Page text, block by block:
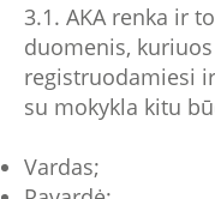
3.1. AKA renka ir
duomenis,
registruodamiesi
su mokykla kitu
Vardas;